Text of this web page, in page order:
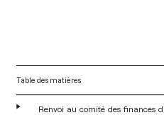
Table des matières
Renvoi au comité des finances